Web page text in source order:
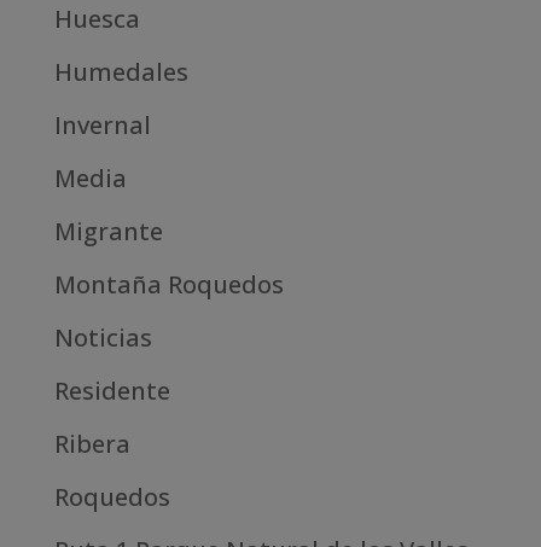
Huesca
Humedales
Invernal
Media
Migrante
Montaña Roquedos
Noticias
Residente
Ribera
Roquedos